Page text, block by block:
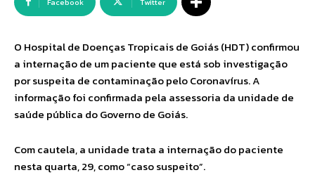
O Hospital de Doenças Tropicais de Goiás (HDT) confirmou
a internação de um paciente que está sob investigação
por suspeita de contaminação pelo Coronavírus. A
informação foi confirmada pela assessoria da unidade de
saúde pública do Governo de Goiás.
Com cautela, a unidade trata a internação do paciente
nesta quarta, 29, como “caso suspeito”.